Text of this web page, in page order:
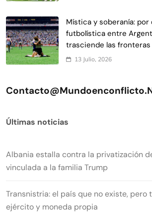
Mística y soberanía: por
futbolística entre
trasciende las
13 Julio, 2026
Últimas noticias
Albania estalla contra la privatización
vinculada a la familia Trump
Transnistria: el país que no existe, pero
ejército y moneda propia